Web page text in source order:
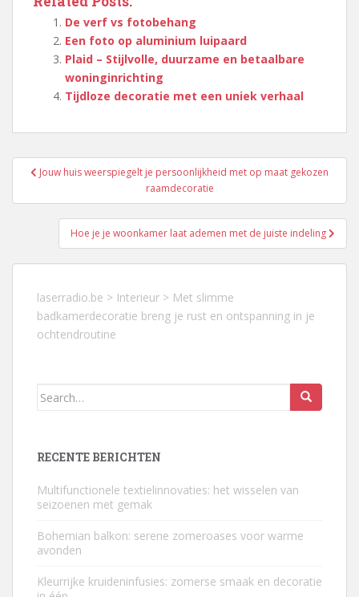
De verf vs fotobehang
Een foto op aluminium luipaard
Plaid – Stijlvolle, duurzame en betaalbare
woninginrichting
Tijdloze decoratie met een uniek verhaal
Berichtnavigatie
Jouw huis weerspiegelt je persoonlijkheid met op maat gekozen
raamdecoratie
Hoe je je woonkamer laat ademen met de juiste indeling
laserradio.be > Interieur > Met slimme
badkamerdecoratie breng je rust en ontspanning in je
ochtendroutine
Search
RECENTE BERICHTEN
Multifunctionele textielinnovaties: het wisselen van
seizoenen met gemak
Bohemian balkon: serene zomeroases voor warme
avonden
Kleurrijke kruideninfusies: zomerse smaak en decoratie